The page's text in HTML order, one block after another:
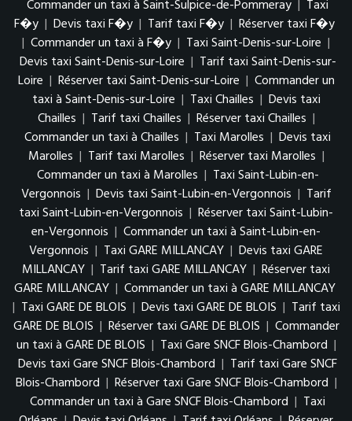
Commander un taxi à Saint-Sulpice-de-Pommeray | Taxi
F�y | Devis taxi F�y | Tarif taxi F�y | Réserver taxi F�y
| Commander un taxi à F�y | Taxi Saint-Denis-sur-Loire |
Devis taxi Saint-Denis-sur-Loire | Tarif taxi Saint-Denis-sur-
Loire | Réserver taxi Saint-Denis-sur-Loire | Commander un
taxi à Saint-Denis-sur-Loire | Taxi Chailles | Devis taxi
Chailles | Tarif taxi Chailles | Réserver taxi Chailles |
Commander un taxi à Chailles | Taxi Marolles | Devis taxi
Marolles | Tarif taxi Marolles | Réserver taxi Marolles |
Commander un taxi à Marolles | Taxi Saint-Lubin-en-
Vergonnois | Devis taxi Saint-Lubin-en-Vergonnois | Tarif
taxi Saint-Lubin-en-Vergonnois | Réserver taxi Saint-Lubin-
en-Vergonnois | Commander un taxi à Saint-Lubin-en-
Vergonnois | Taxi GARE MILLANCAY | Devis taxi GARE
MILLANCAY | Tarif taxi GARE MILLANCAY | Réserver taxi
GARE MILLANCAY | Commander un taxi à GARE MILLANCAY
| Taxi GARE DE BLOIS | Devis taxi GARE DE BLOIS | Tarif taxi
GARE DE BLOIS | Réserver taxi GARE DE BLOIS | Commander
un taxi à GARE DE BLOIS | Taxi Gare SNCF Blois-Chambord |
Devis taxi Gare SNCF Blois-Chambord | Tarif taxi Gare SNCF
Blois-Chambord | Réserver taxi Gare SNCF Blois-Chambord |
Commander un taxi à Gare SNCF Blois-Chambord | Taxi